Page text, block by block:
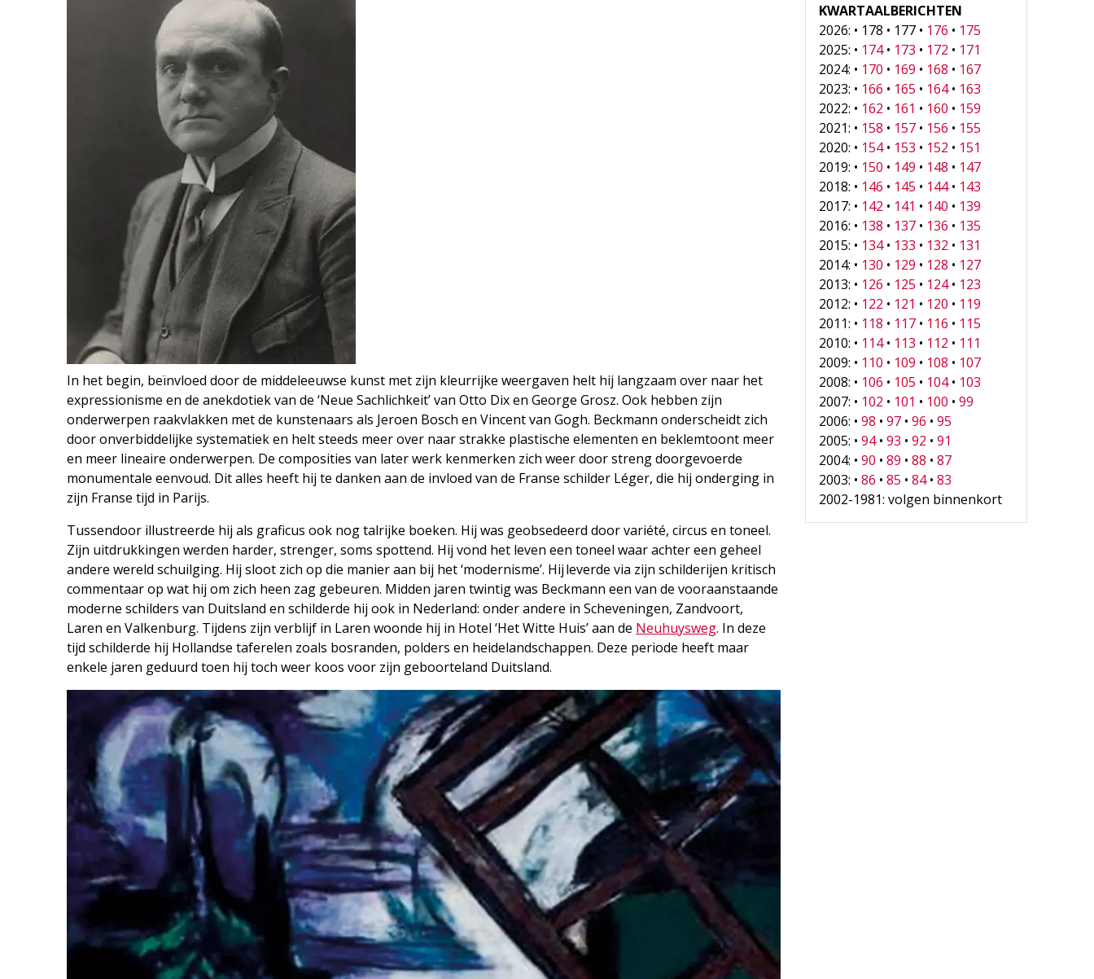
In het begin, beïnvloed door de middeleeuwse kunst met zijn kleurrijke weergaven helt hij langzaam over naar het
expressionisme en de anekdotiek van de ‘Neue Sachlichkeit’ van Otto Dix en George Grosz. Ook hebben zijn
onderwerpen raakvlakken met de kunstenaars als Jeroen Bosch en Vincent van Gogh. Beckmann onderscheidt zich
door onverbiddelijke systematiek en helt steeds meer over naar strakke plastische elementen en beklemtoont meer
en meer lineaire onderwerpen. De composities van later werk kenmerken zich weer door streng doorgevoerde
monumentale eenvoud. Dit alles heeft hij te danken aan de invloed van de Franse schilder Léger, die hij onderging in
zijn Franse tijd in Parijs.
Tussendoor illustreerde hij als graficus ook nog talrijke boeken. Hij was geobsedeerd door variété, circus en toneel.
Zijn uitdrukkingen werden harder, strenger, soms spottend. Hij vond het leven een toneel waar achter een geheel
andere wereld schuilging. Hij sloot zich op die manier aan bij het ‘modernisme’. Hij leverde via zijn schilderijen kritisch
commentaar op wat hij om zich heen zag gebeuren. Midden jaren twintig was Beckmann een van de vooraanstaande
moderne schilders van Duitsland en schilderde hij ook in Nederland: onder andere in Scheveningen, Zandvoort,
Laren en Valkenburg. Tijdens zijn verblijf in Laren woonde hij in Hotel ‘Het Witte Huis’ aan de Neuhuys­weg. In deze
tijd schilderde hij Hollandse taferelen zoals bosranden, polders en heidelandschappen. Deze periode heeft maar
enkele jaren geduurd toen hij toch weer koos voor zijn geboorteland Duitsland.
KWARTAALBERICHTEN
2026: • 178 • 177 • 176 • 175
2025: • 174• 173 • 172 • 171
2024: • 170 • 169 • 168 • 167
2023: • 166 • 165 • 164• 163
2022: • 162 • 161 • 160 • 159
2021: • 158 • 157 • 156 • 155
2020: • 154• 153 • 152 • 151
2019: • 150 • 149 • 148 • 147
2018: • 146 • 145 • 144• 143
2017: • 142 • 141 • 140 • 139
2016: • 138 • 137 • 136 • 135
2015: • 134• 133 • 132 • 131
2014: • 130 • 129 • 128 • 127
2013: • 126 • 125 • 124• 123
2012: • 122 • 121 • 120 • 119
2011: • 118 • 117 • 116 • 115
2010: • 114• 113 • 112 • 111
2009: • 110 • 109 • 108 • 107
2008: • 106 • 105 • 104• 103
2007: • 102 • 101 • 100 •99
2006: •98 •97 •96 •95
2005: •94•93 •92 •91
2004: •90 •89 •88 •87
2003: •86 •85 •84•83
2002-1981: volgen binnenkort